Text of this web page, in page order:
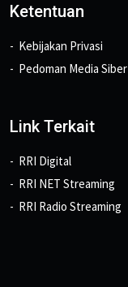
Ketentuan
Kebijakan Privasi
Pedoman Media Siber
Link Terkait
RRI Digital
RRI NET Streaming
RRI Radio Streaming